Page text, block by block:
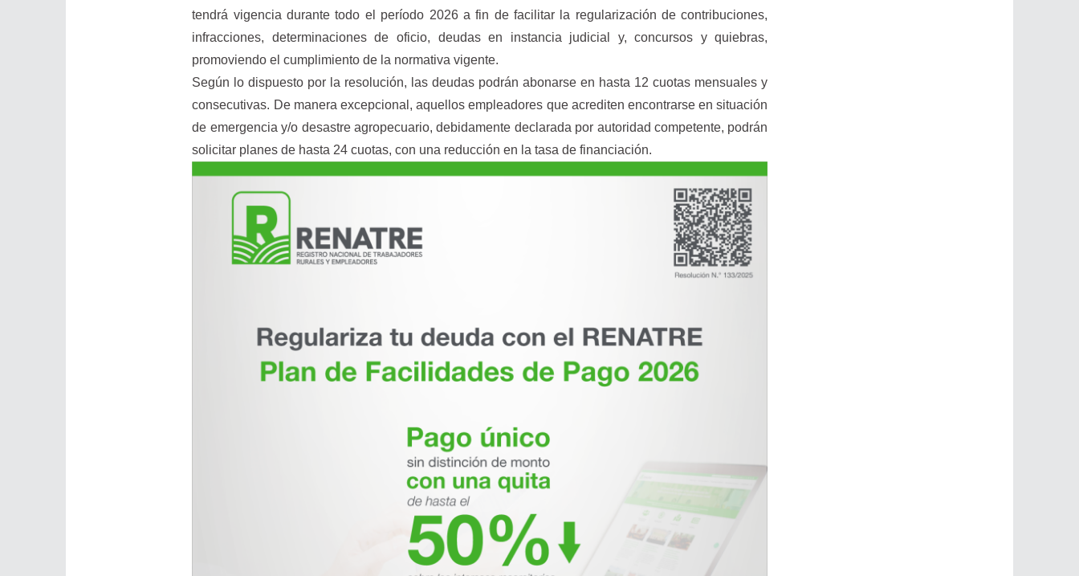
tendrá vigencia durante todo el período 2026 a fin de facilitar la regularización de contribuciones,
infracciones, determinaciones de oficio, deudas en instancia judicial y, concursos y quiebras,
promoviendo el cumplimiento de la normativa vigente.
Según lo dispuesto por la resolución, las deudas podrán abonarse en hasta 12 cuotas mensuales y
consecutivas. De manera excepcional, aquellos empleadores que acrediten encontrarse en situación
de emergencia y/o desastre agropecuario, debidamente declarada por autoridad competente, podrán
solicitar planes de hasta 24 cuotas, con una reducción en la tasa de financiación.